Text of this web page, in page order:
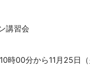
講習会
時00分から11月25日